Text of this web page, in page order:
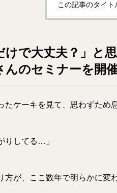
この記事のタイ
けで大丈夫？」と
んのセミナーを開
たケーキを見て、思わずため
りしてる…」
方が、ここ数年で明らかに変